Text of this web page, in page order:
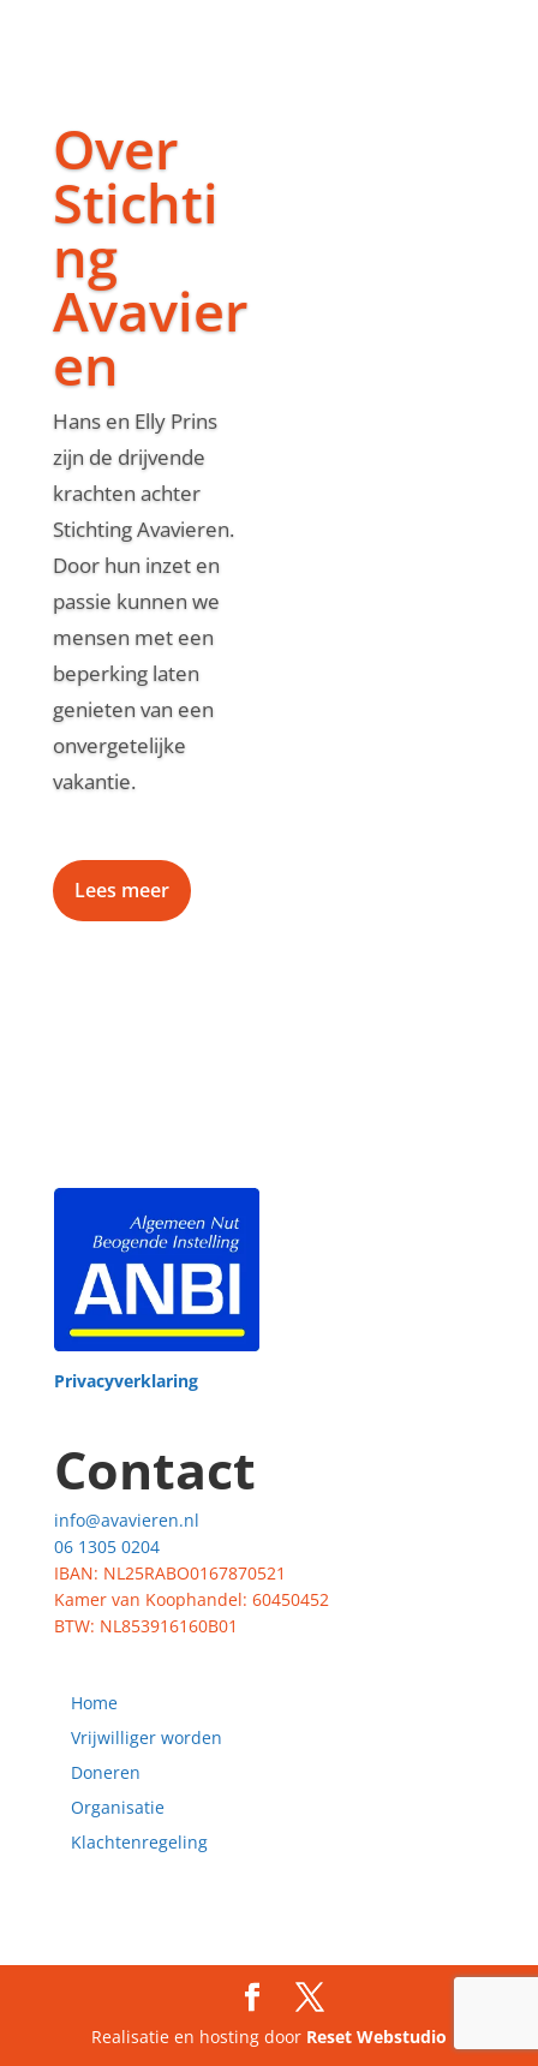
Over
Stichti
ng
Avavier
en
Hans en Elly Prins
zijn de drijvende
krachten achter
Stichting Avavieren.
Door hun inzet en
passie kunnen we
mensen met een
beperking laten
genieten van een
onvergetelijke
vakantie.
Lees meer
Privacyverklaring
Contact
info@avavieren.nl
06 1305 0204
IBAN: NL25RABO0167870521
Kamer van Koophandel: 60450452
BTW: NL853916160B01
Home
Vrijwilliger worden
Doneren
Organisatie
Klachtenregeling
Realisatie en hosting door Reset Webstudio